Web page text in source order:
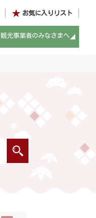
お気に入りリスト
観光事業者のみなさまへ